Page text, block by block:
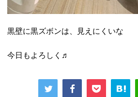
黒壁に黒ズボンは、見えにくいな
今日もよろしく♬